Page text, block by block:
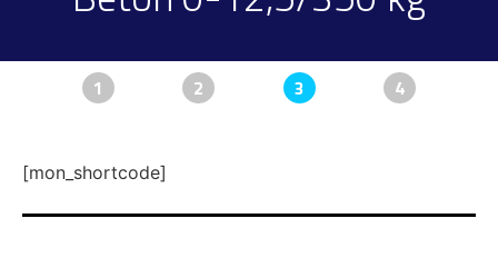
1 2 3 4
[mon_shortcode]